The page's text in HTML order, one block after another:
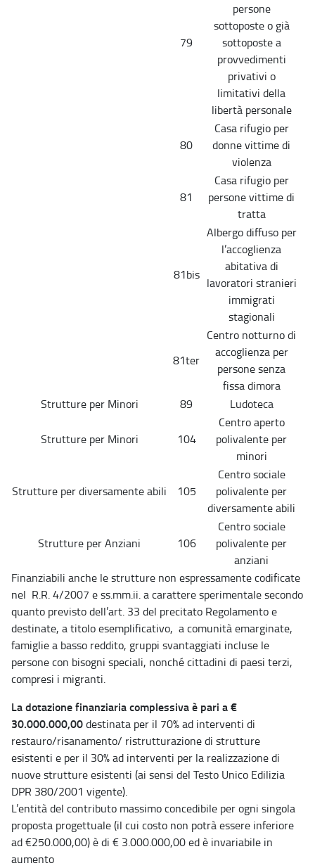
79
persone
sottoposte o già
sottoposte a
provvedimenti
privativi o
limitativi della
libertà personale
80
Casa rifugio per
donne vittime di
violenza
81
Casa rifugio per
persone vittime di
tratta
81bis
Albergo diffuso per
l’accoglienza
abitativa di
lavoratori stranieri
immigrati
stagionali
81ter
Centro notturno di
accoglienza per
persone senza
fissa dimora
Strutture per Minori
89 Ludoteca
Strutture per Minori 104
Centro aperto
polivalente per
minori
Strutture per diversamente abili 105
Centro sociale
polivalente per
diversamente abili
Strutture per Anziani 106
Centro sociale
polivalente per
anziani
Finanziabili anche le strutture non espressamente codificate
nel R.R. 4/2007 e ss.mm.ii. a carattere sperimentale secondo
quanto previsto dell’art. 33 del precitato Regolamento e
destinate, a titolo esemplificativo, a comunità emarginate,
famiglie a basso reddito, gruppi svantaggiati incluse le
persone con bisogni speciali, nonché cittadini di paesi terzi,
compresi i migranti.
La dotazione finanziaria complessiva è pari a €
30.000.000,00destinata per il 70% ad interventi di
restauro/risanamento/ ristrutturazione di strutture
esistenti e per il 30% ad interventi per la realizzazione di
nuove strutture esistenti (ai sensi del Testo Unico Edilizia
DPR 380/2001 vigente).
L’entità del contributo massimo concedibile per ogni singola
proposta progettuale (il cui costo non potrà essere inferiore
ad €250.000,00) è di € 3.000.000,00 ed è invariabile in
aumento